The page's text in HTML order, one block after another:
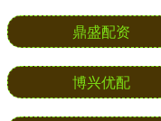
鼎盛配资
博兴优配